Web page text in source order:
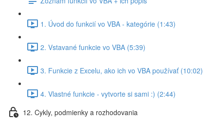
1. Úvod do funkcií vo VBA - kategórie (1:43)
2. Vstavané funkcie vo VBA (5:39)
3. Funkcie z Excelu, ako ich vo VBA používať (10:02)
4. Vlastné funkcie - vytvorte si sami :) (2:44)
12. Cykly, podmienky a rozhodovania